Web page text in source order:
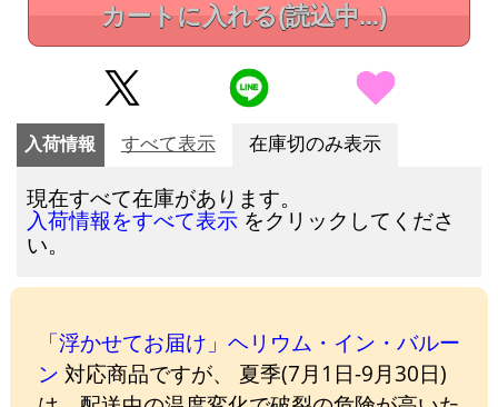
カートに入れる(読込中...)
入荷情報 すべて表示 在庫切のみ表示
現在すべて在庫があります。
入荷情報をすべて表示 をクリックしてくださ
い。
「浮かせてお届け」ヘリウム・イン・バルー
ン 対応商品ですが、 夏季(7月1日-9月30日)